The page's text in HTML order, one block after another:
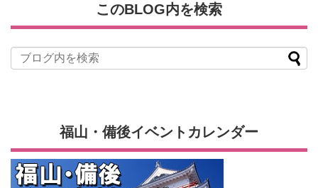
このBLOG内を検索
福山・備後イベントカレンダー